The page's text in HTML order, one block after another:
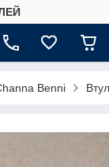
Benni